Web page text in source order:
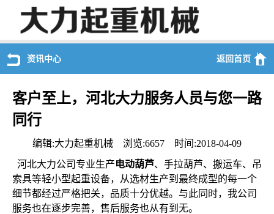
资讯中心 返回首页
客户至上，河北大力服务人员与您一路
同行
编辑:大力起重机械 浏览:6657 时间:2018-04-09
河北大力公司专业生产电动葫芦、手拉葫芦、搬运车、吊
索具等轻小型起重设备，从选材生产到最终成型的每一个
细节都经过严格把关，品质十分优越。与此同时，我公司
服务也在逐步完善，售后服务也从有到无。